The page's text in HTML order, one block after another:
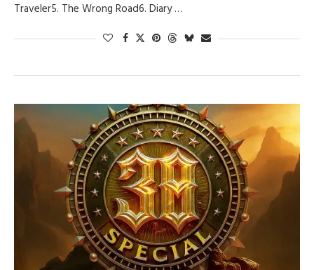
Traveler5. The Wrong Road6. Diary …